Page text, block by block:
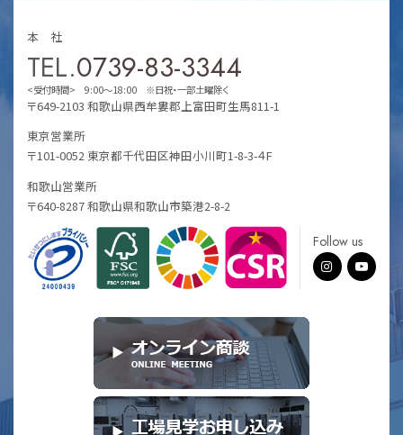
本 社
TEL.0739-83-3344
<受付時間> 9:00～18:00 ※日祝・一部土曜除く
〒649-2103 和歌山県西牟婁郡上富田町生馬811-1
東京営業所
〒101-0052 東京都千代田区神田小川町1-8-3-４F
和歌山営業所
〒640-8287 和歌山県和歌山市築港2-8-2
Follow us